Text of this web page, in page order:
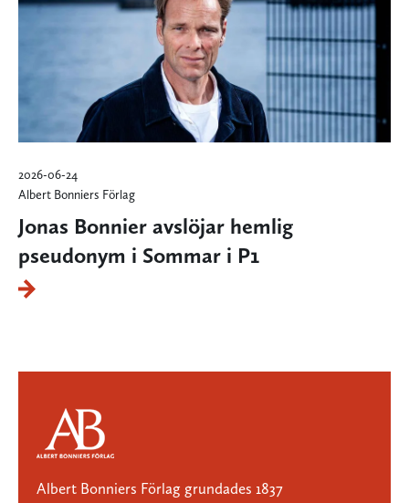
2026-06-24
Albert Bonniers Förlag
Jonas Bonnier avslöjar hemlig
pseudonym i Sommar i P1
Albert Bonniers Förlag grundades 1837